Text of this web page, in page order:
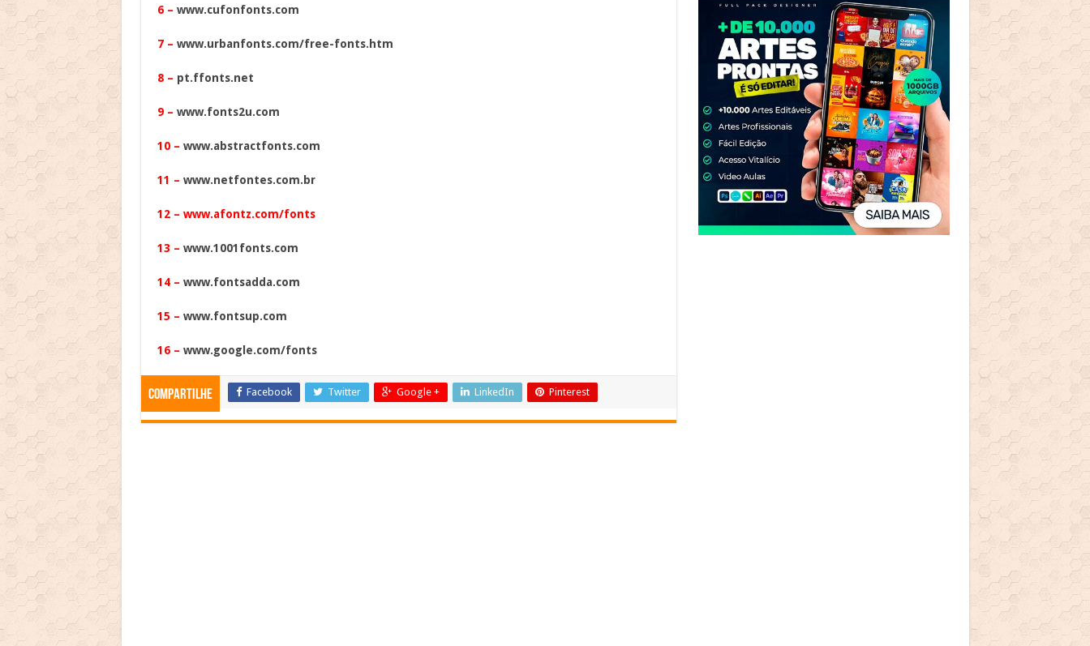
6 – www.cufonfonts.com
7 – www.urbanfonts.com/free-fonts.htm
8 – pt.ffonts.net
9 – www.fonts2u.com
10 – www.abstractfonts.com
11 – www.netfontes.com.br
12 – www.afontz.com/fonts
13 – www.1001fonts.com
14 – www.fontsadda.com
15 – www.fontsup.com
16 – www.google.com/fonts
Compartilhe Facebook Twitter Google + LinkedIn Pinterest